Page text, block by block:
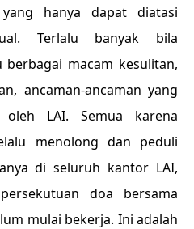
hanya dapat diatasi
Terlalu banyak bila
macam kesulitan,
ancaman-ancaman yang
LAI. Semua karena
menolong dan peduli
di seluruh kantor LAI,
doa bersama
mulai bekerja. Ini adalah